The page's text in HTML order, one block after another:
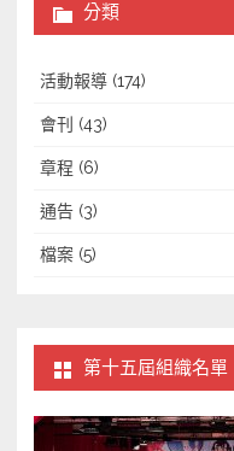
分類
活動報導 (174)
會刊 (43)
章程 (6)
通告 (3)
檔案 (5)
第十五屆組織名單